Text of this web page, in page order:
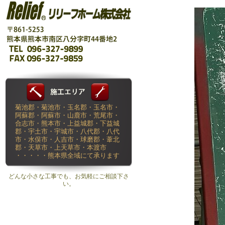
菊池郡・菊池市・玉名郡・玉名市・
阿蘇郡・阿蘇市・山鹿市・荒尾市・
合志市・熊本市・上益城郡・下益城
郡・宇土市・宇城市・八代郡・八代
市・水俣市・人吉市・球磨郡・葦北
郡・天草市・上天草市・本渡市
・・・・・熊本県全域にて承ります
どんな小さな工事でも、お気軽にご相談下さ
い。